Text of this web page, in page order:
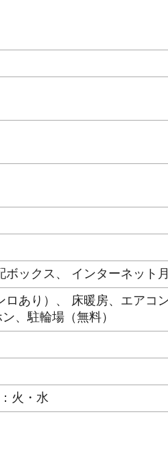
ックス、 インターネット
あり）、 床暖房、エアコ
、駐輪場（無料）
火・水